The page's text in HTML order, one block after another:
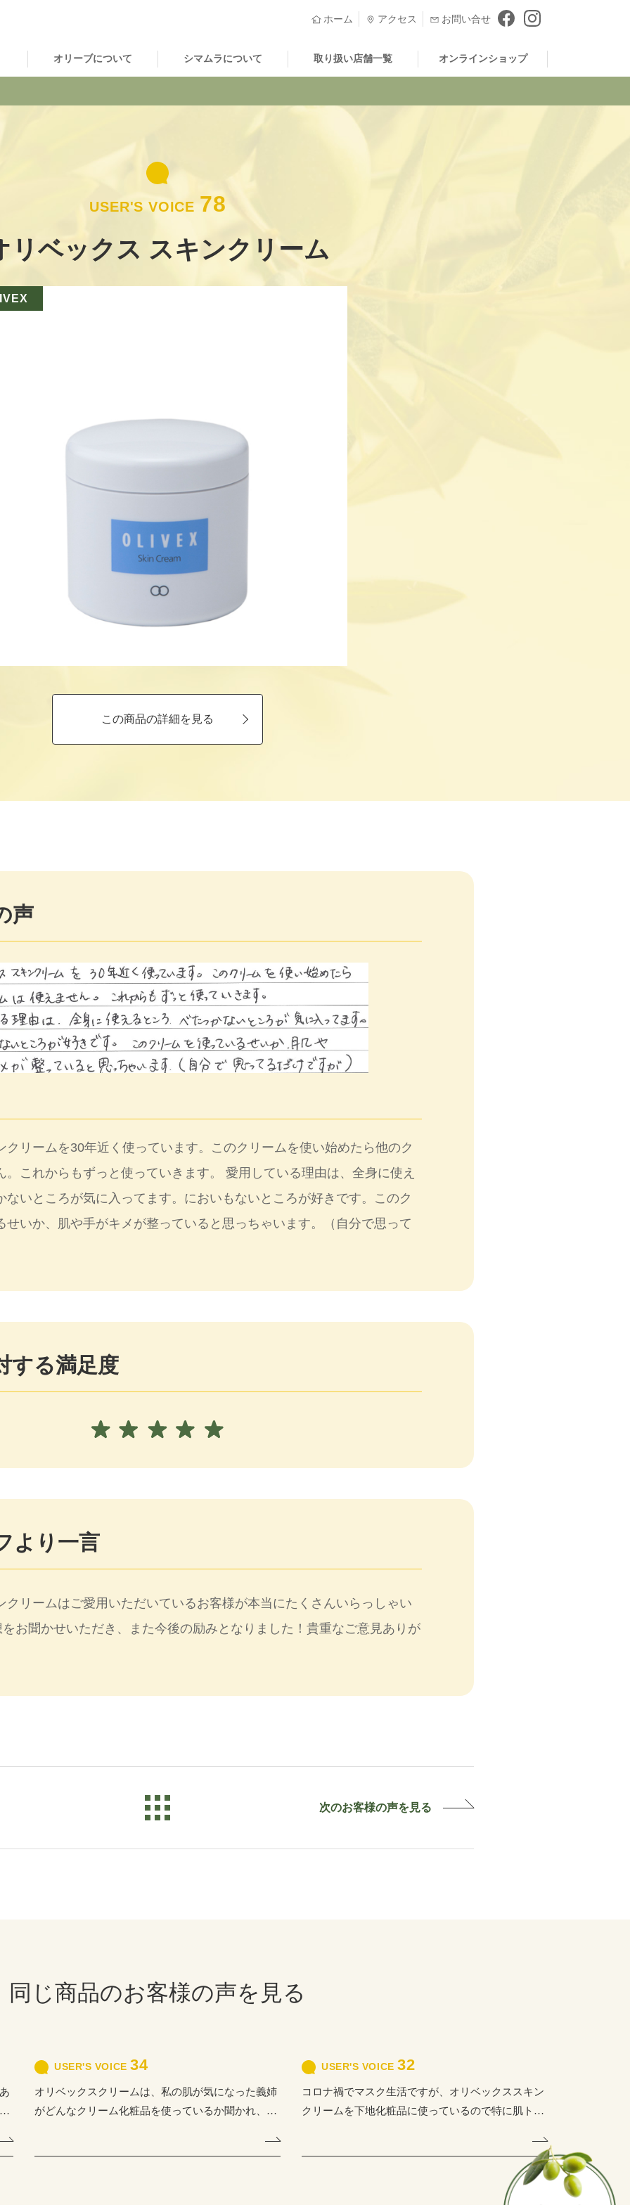
ホーム アクセス お問い合せ
オリーブについて シマムラについて 取り扱い店舗一覧 オンラインショップ
USER'S VOICE 78
リベックス スキンクリーム
この商品の詳細を見る
声
クリームを30年近く使っています。このクリームを使い始めたら他のク
。これからもずっと使っていきます。 愛用している理由は、全身に使え
ないところが気に入ってます。においもないところが好きです。このク
せいか、肌や手がキメが整っていると思っちゃいます。（自分で思って
する満足度
より一言
クリームはご愛用いただいているお客様が本当にたくさんいらっしゃい
お聞かせいただき、また今後の励みとなりました！貴重なご意見ありが
次のお客様の声を見る
同じ商品のお客様の声を見る
…
USER'S VOICE34
オリベックスクリームは、私の肌が気になった義姉
がどんなクリーム化粧品を使っているか聞かれ、…
USER'S VOICE32
コロナ禍でマスク生活ですが、オリベックススキン
クリームを下地化粧品に使っているので特に肌ト…